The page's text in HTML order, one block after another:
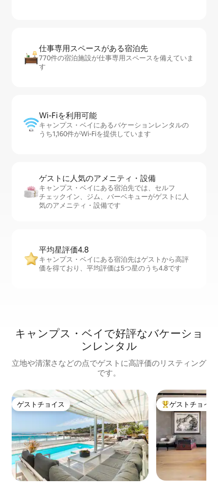
仕事専用ス⁠ペ⁠ー⁠スがあ⁠る宿⁠泊⁠先
770件の宿泊施設が仕事専用スペースを備えていま
す
Wi-Fiを利⁠用⁠可⁠能
キャンプス・ベイにあるバケーションレンタルの
うち1,160件がWi-Fiを提供しています
ゲストに人⁠気⁠のア⁠メ⁠ニ⁠テ⁠ィ・設⁠備
キャンプス・ベイにある宿泊先では、セ⁠ル⁠フ
チ⁠ェ⁠ッ⁠ク⁠イ⁠ン、ジム、バーベキューがゲストに人
気のアメニティ・設備です
平均星評価4.8
キャンプス・ベイにある宿泊先はゲストから高評
価を得ており、平均評価は5つ星のうち4.8です
キャンプス・ベイで好評なバケーショ
ンレンタル
立地や清潔さなどの点でゲストに高評価のリスティング
です。
ゲストチョイス
ゲストチョイス 大好評のゲスト
ゲストチョイス